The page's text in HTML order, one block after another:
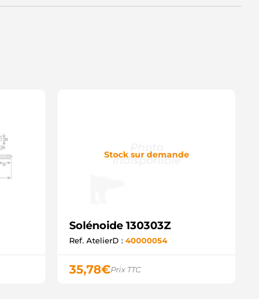
Stock sur demande
Solénoide 130303Z
Ref. AtelierD : 40000054
35,78€Prix TTC